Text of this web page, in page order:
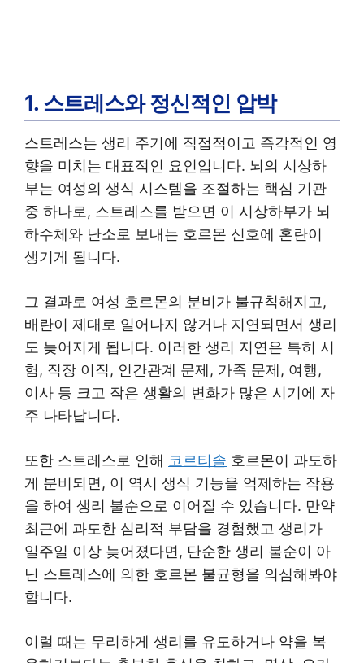
1. 스트레스와 정신적인 압박
스트레스는 생리 주기에 직접적이고 즉각적인 영
향을 미치는 대표적인 요인입니다. 뇌의 시상하
부는 여성의 생식 시스템을 조절하는 핵심 기관
중 하나로, 스트레스를 받으면 이 시상하부가 뇌
하수체와 난소로 보내는 호르몬 신호에 혼란이
생기게 됩니다.
그 결과로 여성 호르몬의 분비가 불규칙해지고,
배란이 제대로 일어나지 않거나 지연되면서 생리
도 늦어지게 됩니다. 이러한 생리 지연은 특히 시
험, 직장 이직, 인간관계 문제, 가족 문제, 여행,
이사 등 크고 작은 생활의 변화가 많은 시기에 자
주 나타납니다.
또한 스트레스로 인해 코르티솔 호르몬이 과도하
게 분비되면, 이 역시 생식 기능을 억제하는 작용
을 하여 생리 불순으로 이어질 수 있습니다. 만약
최근에 과도한 심리적 부담을 경험했고 생리가
일주일 이상 늦어졌다면, 단순한 생리 불순이 아
닌 스트레스에 의한 호르몬 불균형을 의심해봐야
합니다.
이럴 때는 무리하게 생리를 유도하거나 약을 복